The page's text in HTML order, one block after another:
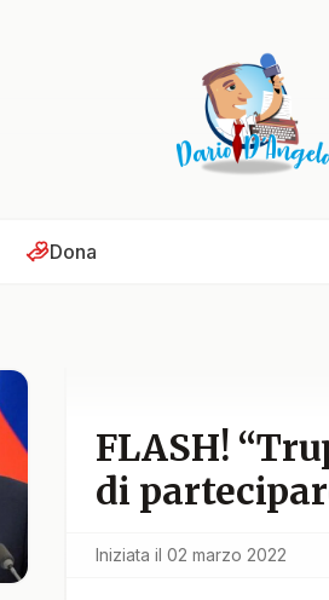
Dona
FLASH!
di
Iniziata il 02 marzo 2022